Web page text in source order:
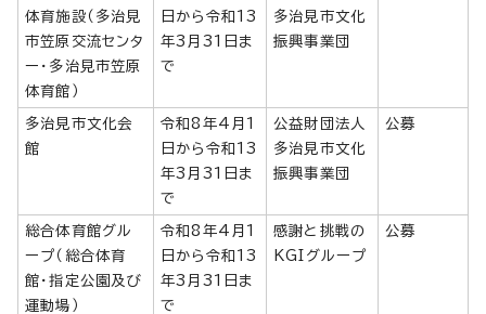
体育施設（多治見
市笠原交流センタ
ー・多治見市笠原
体育館）
日から令和13
年3月31日ま
で
多治見市文化
振興事業団
多治見市文化会
館
令和8年4月1
日から令和13
年3月31日ま
で
公益財団法人
多治見市文化
振興事業団
公募
総合体育館グル
ープ（総合体育
館・指定公園及び
運動場）
令和8年4月1
日から令和13
年3月31日ま
で
感謝と挑戦の
KGIグループ
公募